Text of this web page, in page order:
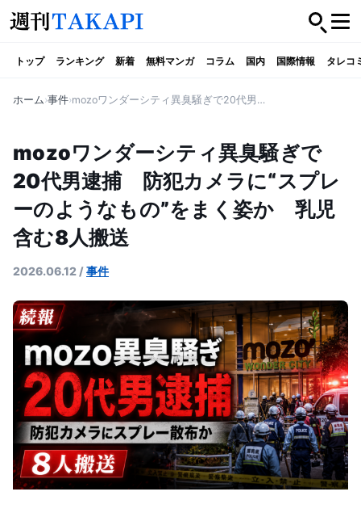
トップ ランキング 新着 無料マンガ コラム 国内 国際情報 タレコ
ホーム 事件 mozoワンダーシティ異臭騒ぎで20代男逮捕 防犯カメラに“スプレーのようなもの”をまく姿か 乳児含む8人搬送
mozoワンダーシティ異臭騒ぎで
20代男逮捕 防犯カメラに“スプレ
ーのようなもの”をまく姿か 乳児
含む8人搬送
2026.06.12 /事件